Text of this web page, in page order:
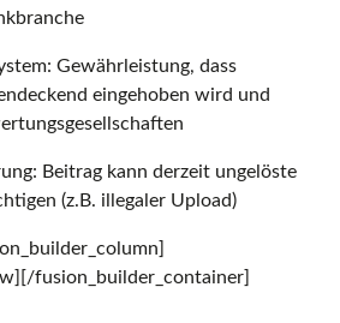
Gewährleistung, dass
eingehoben wird und
Beitrag kann derzeit ungelöste
(z.B. illegaler Upload)
fusion_builder_container]